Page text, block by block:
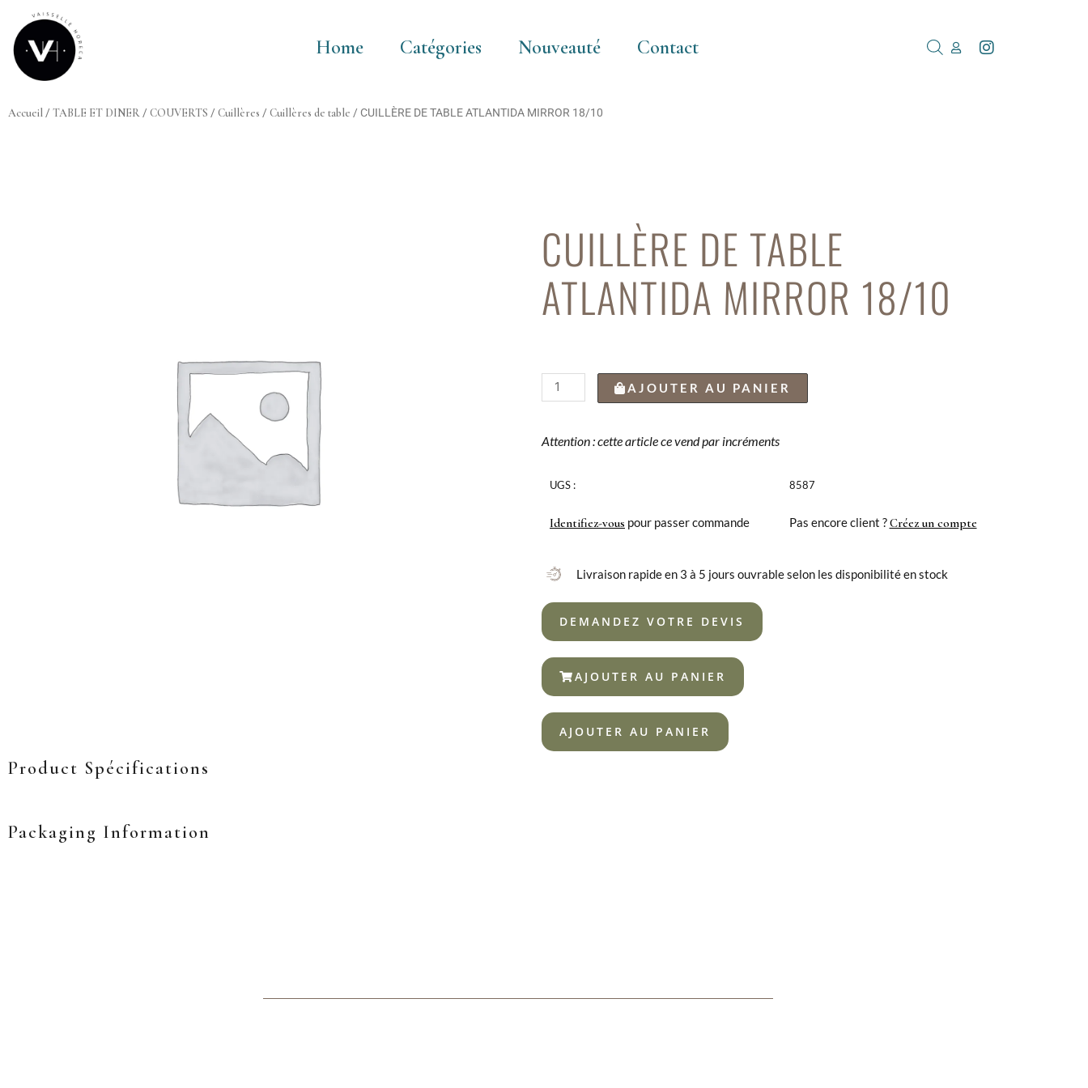
contenu
Home Catégories Nouveauté Contact
Accueil / TABLE ET DINER / COUVERTS / Cuillères / Cuillères de table / CUILLÈRE DE TABLE ATLANTIDA MIRROR 18/10
CUILLÈRE DE TABLE
ATLANTIDA MIRROR 18/10
quantité
de
DE
ATLANTIDA
18/10
AJOUTER AU PANIER
Attention : cette article ce vend par incréments
UGS :
Identifiez-vous pour passer commande
8587
Pas encore client ?Créez un compte
Livraison rapide en 3 à 5 jours ouvrable selon les disponibilité en stock
DEMANDEZ VOTRE DEVIS
AJOUTER AU PANIER
AJOUTER AU PANIER
Product Spécifications
Packaging Information